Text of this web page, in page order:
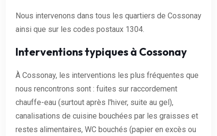
Nous intervenons dans tous les quartiers de Cossonay
ainsi que sur les codes postaux 1304.
Interventions typiques à Cossonay
À Cossonay, les interventions les plus fréquentes que
nous rencontrons sont : fuites sur raccordement
chauffe-eau (surtout après l'hiver, suite au gel),
canalisations de cuisine bouchées par les graisses et
restes alimentaires, WC bouchés (papier en excès ou